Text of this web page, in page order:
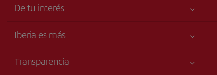
De tu interés
Tu seguridad es lo primero
Iberia es más
Talento a bordo
Transparencia